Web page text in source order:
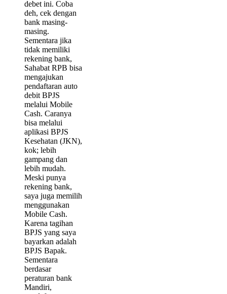
debet ini. Coba
deh, cek dengan
bank masing-
masing.
Sementara jika
tidak memiliki
rekening bank,
Sahabat RPB bisa
mengajukan
pendaftaran auto
debit BPJS
melalui Mobile
Cash. Caranya
bisa melalui
aplikasi BPJS
Kesehatan (JKN),
kok; lebih
gampang dan
lebih mudah.
Meski punya
rekening bank,
saya juga memilih
menggunakan
Mobile Cash.
Karena tagihan
BPJS yang saya
bayarkan adalah
BPJS Bapak.
Sementara
berdasar
peraturan bank
Mandiri,